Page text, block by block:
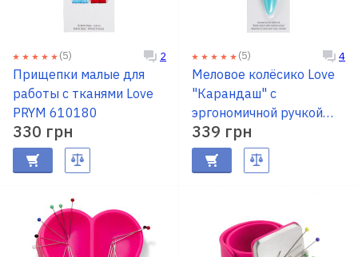
(5) 2
Прищепки малые для
работы с тканями Love
PRYM 610180
330 грн
(5) 4
Меловое колёсико Love
"Карандаш" с
эргономичной ручкой
PRYM 610958
339 грн